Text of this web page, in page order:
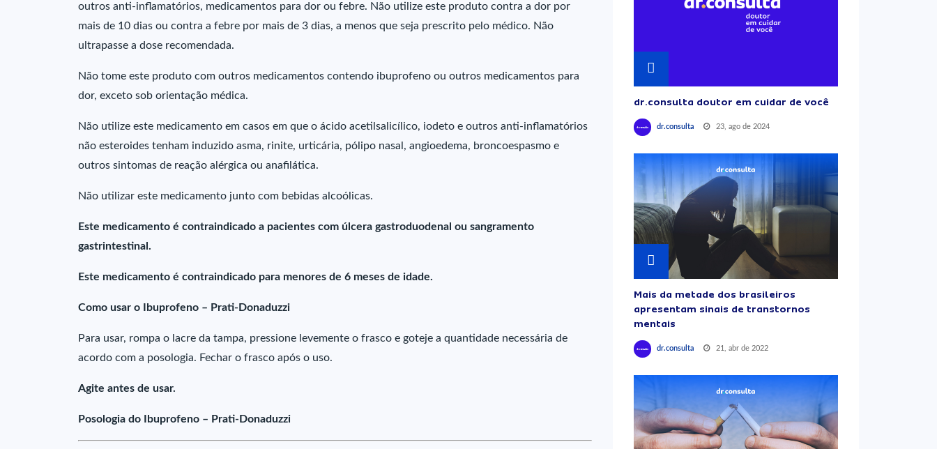
outros anti-inflamatórios, medicamentos para dor ou febre. Não utilize este produto contra a dor por
mais de 10 dias ou contra a febre por mais de 3 dias, a menos que seja prescrito pelo médico. Não
ultrapasse a dose recomendada.
Não tome este produto com outros medicamentos contendo ibuprofeno ou outros medicamentos para
dor, exceto sob orientação médica.
Não utilize este medicamento em casos em que o ácido acetilsalicílico, iodeto e outros anti-inflamatórios
não esteroides tenham induzido asma, rinite, urticária, pólipo nasal, angioedema, broncoespasmo e
outros sintomas de reação alérgica ou anafilática.
Não utilizar este medicamento junto com bebidas alcoólicas.
Este medicamento é contraindicado a pacientes com úlcera gastroduodenal ou sangramento
gastrintestinal.
Este medicamento é contraindicado para menores de 6 meses de idade.
Como usar o Ibuprofeno – Prati-Donaduzzi
Para usar, rompa o lacre da tampa, pressione levemente o frasco e goteje a quantidade necessária de
acordo com a posologia. Fechar o frasco após o uso.
Agite antes de usar.
Posologia do Ibuprofeno – Prati-Donaduzzi
dr.consulta doutor em cuidar de você
dr.consulta 23, ago de 2024
Mais da metade dos brasileiros
apresentam sinais de transtornos
mentais
dr.consulta 21, abr de 2022